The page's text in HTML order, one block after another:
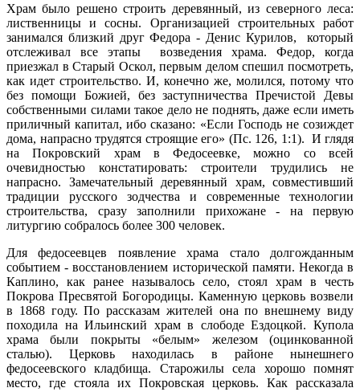
Храм было решено строить деревянный, из северного леса:
лиственницы и сосны. Организацией строительных работ
занимался близкий друг Федора - Денис Курилов, который
отслеживал все этапы возведения храма. Федор, когда
приезжал в Старый Оскол, первым делом спешил посмотреть,
как идет строительство. И, конечно же, молился, потому что
без помощи Божией, без заступничества Пречистой Девы
собственными силами такое дело не поднять, даже если иметь
приличный капитал, ибо сказано: «Если Господь не созиждет
дома, напрасно трудятся строящие его» (Пс. 126, 1:1). И глядя
на Покровский храм в Федосеевке, можно со всей
очевидностью констатировать: строители трудились не
напрасно. Замечательный деревянный храм, совместивший
традиции русского зодчества и современные технологии
строительства, сразу заполнили прихожане - на первую
литургию собралось более 300 человек.
Для федосеевцев появление храма стало долгожданным
событием - восстановлением исторической памяти. Некогда в
Каплино, как ранее называлось село, стоял храм в честь
Покрова Пресвятой Богородицы. Каменную церковь возвели
в 1868 году. По рассказам жителей она по внешнему виду
походила на Ильинский храм в слободе Ездоцкой. Купола
храма были покрыты «белым» железом (оцинкованной
сталью). Церковь находилась в районе нынешнего
федосеевского кладбища. Старожилы села хорошо помнят
место, где стояла их Покровская церковь. Как рассказала